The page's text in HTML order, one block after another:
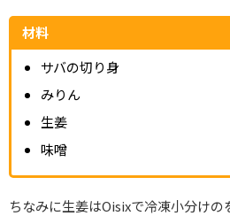
材料
サバの切り身
みりん
生姜
味噌
ちなみに生姜はOisixで冷凍小分け